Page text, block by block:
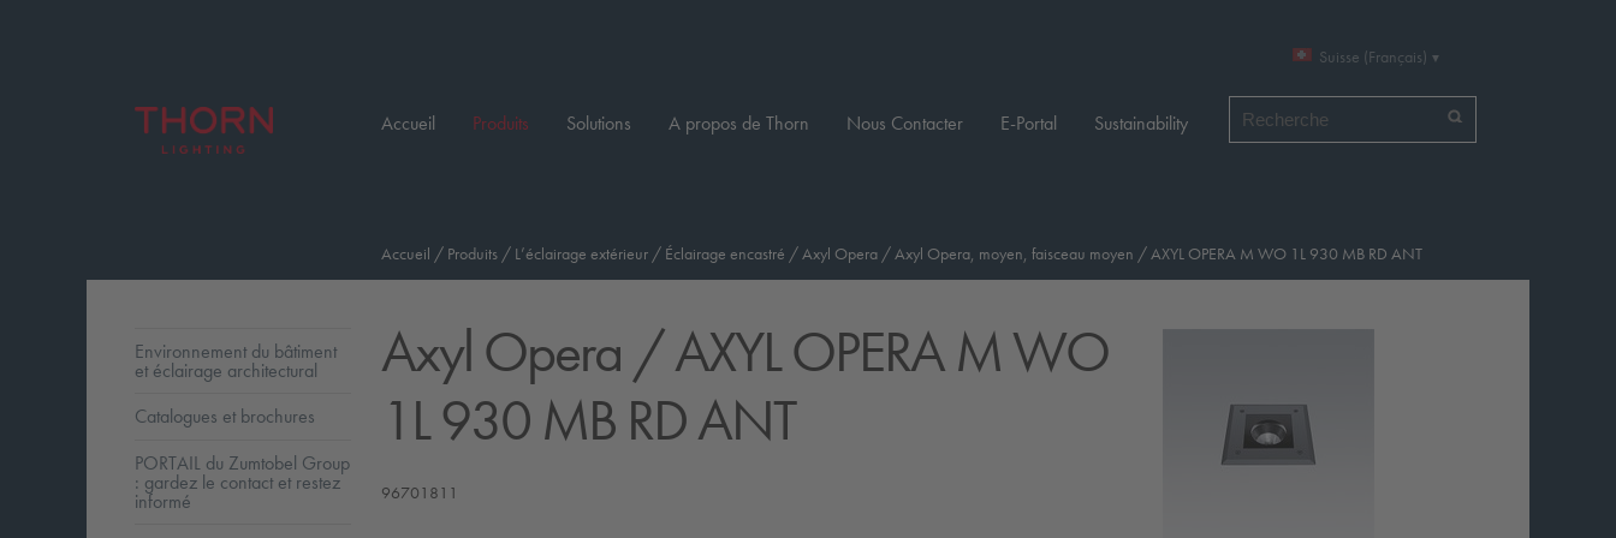
Suisse (Français)
Accueil Produits Solutions A propos de Thorn Nous Contacter E-Portal Sustainability
Accueil / Produits / L’éclairage extérieur / Éclairage encastré /Axyl Opera /Axyl Opera, moyen, faisceau moyen /AXYL OPERA M WO 1L 930 MB RD ANT
Axyl Opera / AXYL OPERA M WO
1L 930 MB RD ANT
96701811
Environnement du bâtiment
et éclairage architectural
Catalogues et brochures
PORTAIL du Zumtobel Group
: gardez le contact et restez
informé